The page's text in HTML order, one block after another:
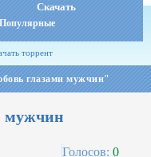
Скачать
Популярные
торрент
глазами мужчин"
мужчин
Голосов: 0